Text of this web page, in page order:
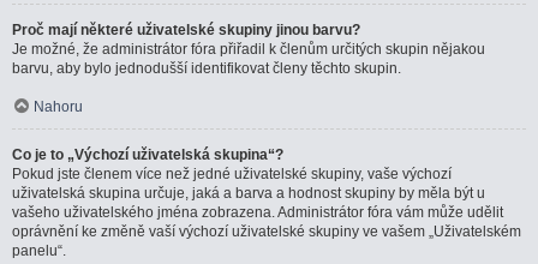
Proč mají některé uživatelské skupiny jinou barvu?
Je možné, že administrátor fóra přiřadil k členům určitých skupin nějakou
barvu, aby bylo jednodušší identifikovat členy těchto skupin.
Nahoru
Co je to „Výchozí uživatelská skupina“?
Pokud jste členem více než jedné uživatelské skupiny, vaše výchozí
uživatelská skupina určuje, jaká a barva a hodnost skupiny by měla být u
vašeho uživatelského jména zobrazena. Administrátor fóra vám může udělit
oprávnění ke změně vaší výchozí uživatelské skupiny ve vašem „Uživatelském
panelu“.